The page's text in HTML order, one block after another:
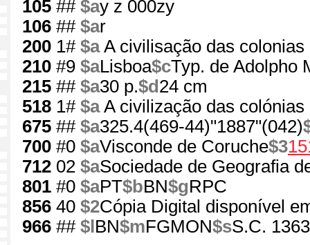
105 ## $ay z 000zy
106 ## $ar
200 1# $aA civilisação das
210 #9 $aLisboa$cTyp. de Adolpho
215 ## $a30 p.$d 24 cm
518 1# $aA civilização das
675 ## $a325.4(469-44)"1887"(042)
700 #0 $aVisconde de Coruche$3
712 02 $aSociedade de Geografia
801 #0 $aPT$bBN$gRPC
856 40 $2Cópia Digital disponível
966 ## $l BN$mFGMON$sS.C.